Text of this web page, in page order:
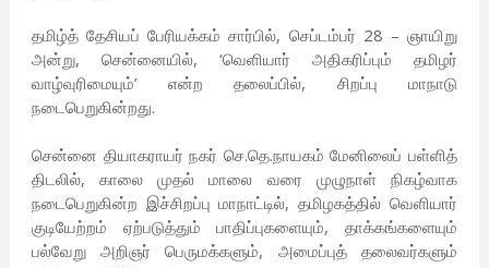
தமிழ்த் தேசியப் பேரியக்கம் சார்பில், செப்டம்பர் 28 – ஞாயிறு
அன்று, சென்னையில், ‘வெளியார் அதிகரிப்பும் தமிழர்
வாழ்வுரிமையும்’ என்ற தலைப்பில், சிறப்பு மாநாடு
நடைபெறுகின்றது.
சென்னை தியாகராயர் நகர் செ.தெ.நாயகம் மேனிலைப் பள்ளித்
திடலில், காலை முதல் மாலை வரை முழுநாள் நிகழ்வாக
நடைபெறுகின்ற இச்சிறப்பு மாநாட்டில், தமிழகத்தில் வெளியார்
குடியேற்றம் ஏற்படுத்தும் பாதிப்புகளையும், தாக்கங்களையும்
பல்வேறு அறிஞர் பெருமக்களும், அமைப்புத் தலைவர்களும்